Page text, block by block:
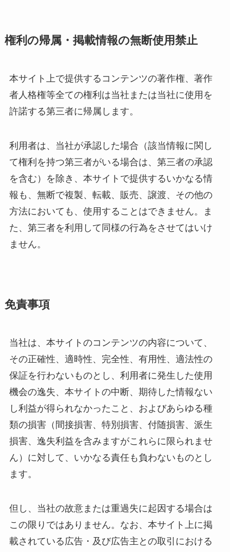
権利の帰属・掲載情報の無断使用禁止
本サイト上で提供するコンテンツの著作権、著作
者人格権等全ての権利は当社または当社に使用を
許諾する第三者に帰属します。
利用者は、当社が承認した場合（該当情報に関し
て権利を持つ第三者がいる場合は、第三者の承認
を含む）を除き、本サイトで提供するいかなる情
報も、無断で複製、転載、販売、譲渡、その他の
方法においても、使用することはできません。ま
た、第三者を利用して同様の行為をさせてはいけ
ません。
免責事項
当社は、本サイトのコンテンツの内容について、
その正確性、適時性、完全性、有用性、適法性の
保証を行わないものとし、利用者に発生した使用
機会の逸失、本サイトの中断、期待した情報ない
し利益が得られなかったこと、およびあらゆる種
類の損害（間接損害、特別損害、付随損害、派生
損害、逸失利益を含みますがこれらに限られませ
ん）に対して、いかなる責任も負わないものとし
ます。
但し、当社の故意または重過失に起因する場合は
この限りではありません。なお、本サイト上に掲
載されている広告・及び広告主との取引における